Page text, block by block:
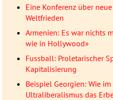
Eine Konferenz über
Weltfrieden
Armenien: Es war nichts
wie in Hollywood»
Fussball: Proletarischer
Kapitalisierung
Beispiel Georgien: Wie
Ultraliberalismus das